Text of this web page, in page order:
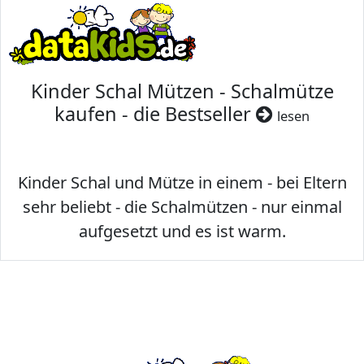
Kinder Schal Mützen - Schalmütze
kaufen - die Bestseller
lesen
Kinder Schal und Mütze in einem - bei Eltern
sehr beliebt - die Schalmützen - nur einmal
aufgesetzt und es ist warm.